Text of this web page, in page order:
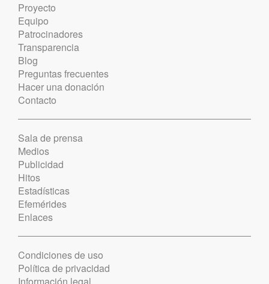
Proyecto
Equipo
Patrocinadores
Transparencia
Blog
Preguntas frecuentes
Hacer una donación
Contacto
Sala de prensa
Medios
Publicidad
Hitos
Estadísticas
Efemérides
Enlaces
Condiciones de uso
Política de privacidad